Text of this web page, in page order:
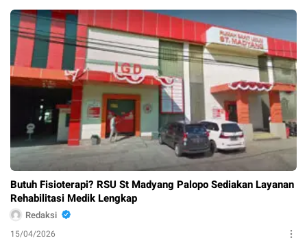
Butuh Fisioterapi? RSU St Madyang Palopo Sediakan Layanan
Rehabilitasi Medik Lengkap
Redaksi
15/04/2026